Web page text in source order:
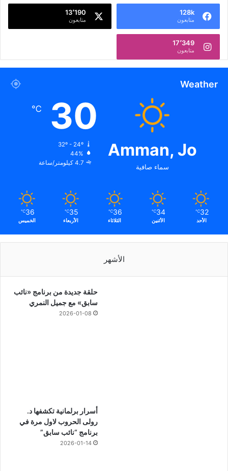
128k
متابعون
13٬190
متابعون
17٬349
متابعون
Weather
Amman, Jo
سماء صافية
30
℃
32º - 24º
44%
4.7 كيلومتر/ساعة
32
℃
الأحد
34
℃
الأثنين
36
℃
الثلاثاء
35
℃
الأربعاء
36
℃
الخميس
الأشهر
حلقة جديدة من برنامج «نائب
سابق» مع جميل النمري
2026-01-08
أسرار برلمانية تكشفها د.
رولى الحروب لاول مرة في
برنامج “نائب سابق”
2026-01-14